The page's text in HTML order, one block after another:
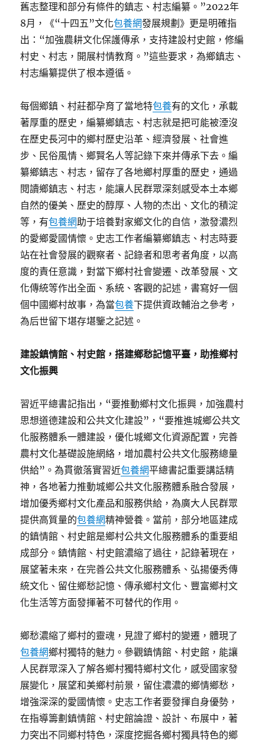
舊志整理和部分有條件的鎮志、村志編纂。”2022年
8月，《“十四五”文化包養網發展規劃》更是明確指
出：“加強農耕文化保護傳承，支持建設村史館，修編
村史、村志，開展村情教育。”這些要求，為鄉鎮志、
村志編纂提供了根本遵循。
每個鄉鎮、村莊都孕育了當地特包養有的文化，承載
著厚重的歷史，編纂鄉鎮志、村志就是把可能被湮沒
在歷史長河中的鄉村歷史沿革、經濟發展、社會進
步、民俗風情、鄉賢名人等記錄下來并傳承下去。編
纂鄉鎮志、村志，留存了各地鄉村厚重的歷史，通過
閱讀鄉鎮志、村志，能讓人民群眾深刻感受本土本鄉
自然的優美、歷史的醇厚、人物的杰出、文化的積淀
等，有包養網助于培養對家鄉文化的自信，激發濃烈
的愛鄉愛國情懷。史志工作者編纂鄉鎮志、村志時要
站在社會發展的觀察者、記錄者和思考者角度，以高
度的責任意識，對當下鄉村社會變遷、改革發展、文
化傳統等作出全面、系統、客觀的記述，書寫好一個
個中國鄉村故事，為當包養下提供資政輔治之參考，
為后世留下堪存堪鑒之記述。
建設鎮情館、村史館，搭建鄉愁記憶平臺，助推鄉村
文化振興
習近平總書記指出，“要推動鄉村文化振興，加強農村
思想道德建設和公共文化建設”，“要推進城鄉公共文
化服務體系一體建設，優化城鄉文化資源配置，完善
農村文化基礎設施網絡，增加農村公共文化服務總量
供給”。為貫徹落實習近包養網平總書記重要講話精
神，各地著力推動城鄉公共文化服務體系融合發展，
增加優秀鄉村文化產品和服務供給，為廣大人民群眾
提供高質量的包養網精神營養。當前，部分地區建成
的鎮情館、村史館是鄉村公共文化服務體系的重要組
成部分。鎮情館、村史館濃縮了過往，記錄著現在，
展望著未來，在完善公共文化服務體系、弘揚優秀傳
統文化、留住鄉愁記憶、傳承鄉村文化、豐富鄉村文
化生活等方面發揮著不可替代的作用。
鄉愁濃縮了鄉村的靈魂，見證了鄉村的變遷，體現了
包養網鄉村獨特的魅力。參觀鎮情館、村史館，能讓
人民群眾深入了解各鄉村獨特鄉村文化，感受國家發
展變化，展望和美鄉村前景，留住濃濃的鄉情鄉愁，
增強深深的愛國情懷。史志工作者要發揮自身優勢，
在指導籌劃鎮情館、村史館論證、設計、布展中，著
力突出不同鄉村特色，深度挖掘各鄉村獨具特色的鄉